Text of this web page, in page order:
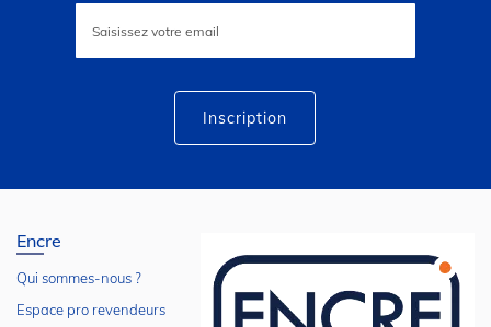
lettre
Inscription
Encre
Qui sommes-nous ?
Espace pro revendeurs